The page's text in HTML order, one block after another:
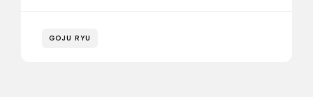
GOJU RYU